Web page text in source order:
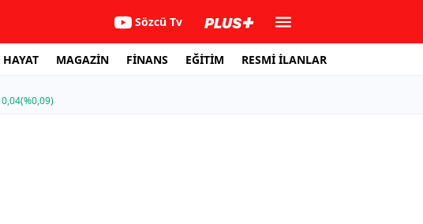
Sözcü Tv
HAYAT MAGAZİN FİNANS EĞİTİM RESMİ İLANLAR
0,04(%0,09)